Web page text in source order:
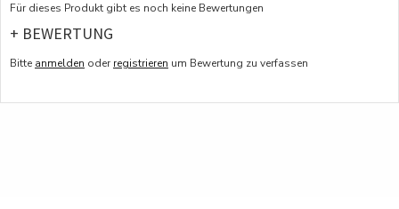
Für dieses Produkt gibt es noch keine Bewertungen
+ BEWERTUNG
Bitte anmelden oderregistrieren um Bewertung zu verfassen